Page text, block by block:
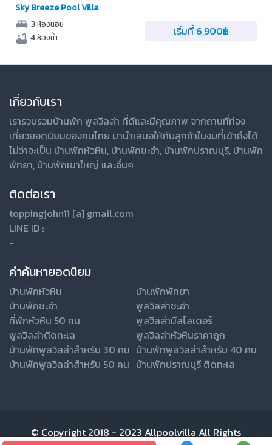
Sky Breeze Pool Villa
3ห้องนอน
4ห้องน้ำ เริ่มที่ 6,900฿
เกี่ยวกับเรา
เรารวบรวมบ้านพัก พูลวิลล่า ที่ดีและมีคุณภาพ จากถานที่ท่อง
เที่ยวยอดนิยมของคนไทย มานำเสนอให้กับลูกค้าในงบที่เข้าถึงได้
ไม่ว่าจะเป็น บ้านพักหัวหิน, บ้านพักชะอำ, บ้านพักปราณบุรี, บ้านพัก
พัทยา, บ้านพักเขาใหญ่ และอื่นๆ
ติดต่อเรา
toppingjohn11 [a] gmail.com
LINE ID :
-
คำค้นหายอดนิยม
บ้านพักหัวหิน
บ้านพักพัทยา
บ้านพักชะอำ
พูลวิลล่าชะอำ
ที่พักหัวหิน 50 คน
พูลวิลล่ามีสไลเดอร์
พูลวิลล่าติดทะเล
พูลวิลล่าหัวหินราคาถูก
บ้านพักพูลวิลล่าสำหรับ 30 คน บ้านพักพูลวิลล่าสำหรับ 40 คน
บ้านพักพูลวิลล่าสำหรับ 50 คน บ้านพักปราณบุรี ติดทะเล
© Copyright 2018 - 2023 Allpoolvilla All Rights